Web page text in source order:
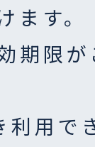
ます。
期限
利用で